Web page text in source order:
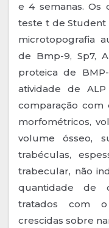
e 4 semanas. Os
teste t de Student
microtopografia
de Bmp-9, Sp7,
proteica de
atividade de
comparação com
morfométricos,
volume ósseo,
trabéculas,
trabecular, não
quantidade de
tratados com
crescidas sobre